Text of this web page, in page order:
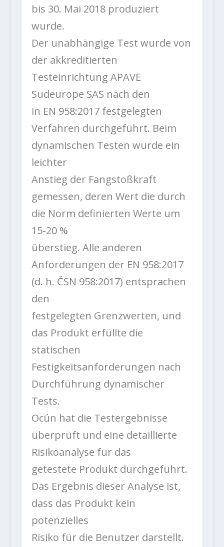
bis 30. Mai 2018 produziert
wurde.
Der unabhängige Test wurde von
der akkreditierten
Testeinrichtung APAVE
Sudeurope SAS nach den
in EN 958:2017 festgelegten
Verfahren durchgeführt. Beim
dynamischen Testen wurde ein
leichter
Anstieg der Fangstoßkraft
gemessen, deren Wert die durch
die Norm definierten Werte um
15-20 %
überstieg. Alle anderen
Anforderungen der EN 958:2017
(d. h. ČSN 958:2017) entsprachen
den
festgelegten Grenzwerten, und
das Produkt erfüllte die
statischen
Festigkeitsanforderungen nach
Durchführung dynamischer
Tests.
Ocún hat die Testergebnisse
überprüft und eine detaillierte
Risikoanalyse für das
getestete Produkt durchgeführt.
Das Ergebnis dieser Analyse ist,
dass das Produkt kein
potenzielles
Risiko für die Benutzer darstellt.